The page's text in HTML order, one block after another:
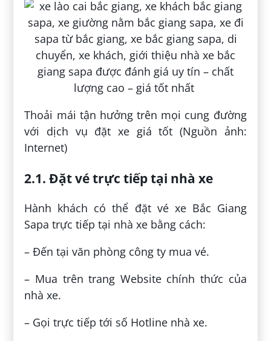
Thoải mái tận hưởng trên mọi cung đường
với dịch vụ đặt xe giá tốt (Nguồn ảnh:
Internet)
2.1. Đặt vé trực tiếp tại nhà xe
Hành khách có thể đặt vé xe Bắc Giang
Sapa trực tiếp tại nhà xe bằng cách:
– Đến tại văn phòng công ty mua vé.
– Mua trên trang Website chính thức của
nhà xe.
– Gọi trực tiếp tới số Hotline nhà xe.